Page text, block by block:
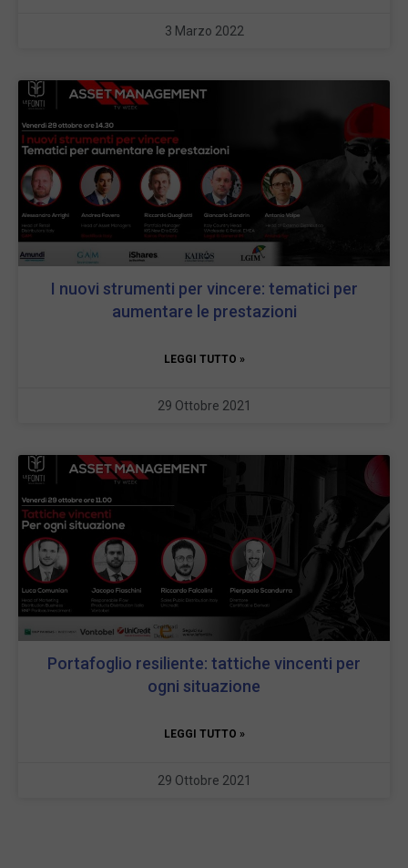
3 Marzo 2022
I nuovi strumenti per vincere: tematici per
aumentare le prestazioni
LEGGI TUTTO »
29 Ottobre 2021
Portafoglio resiliente: tattiche vincenti per
ogni situazione
LEGGI TUTTO »
29 Ottobre 2021